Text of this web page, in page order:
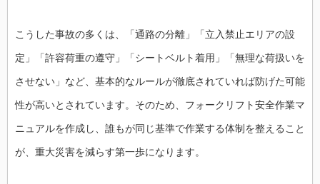
こうした事故の多くは、「通路の分離」「立入禁止エリアの設
定」「許容荷重の遵守」「シートベルト着用」「無理な荷扱いを
させない」など、基本的なルールが徹底されていれば防げた可能
性が高いとされています。そのため、フォークリフト安全作業マ
ニュアルを作成し、誰もが同じ基準で作業する体制を整えること
が、重大災害を減らす第一歩になります。